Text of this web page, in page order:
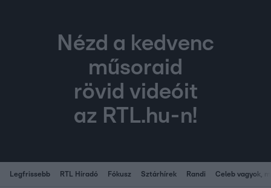
Nézd a kedvenc
műsoraid
rövid videóit
az RTL.hu-n!
Legfrissebb RTL Híradó Fókusz Sztárhírek Randi Celeb vagyok,